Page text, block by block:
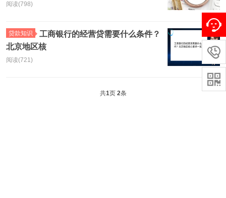
阅读(798)
贷款知识
工商银行的经营贷需要什么条件？
北京地区核
阅读(721)
共1页 2条

